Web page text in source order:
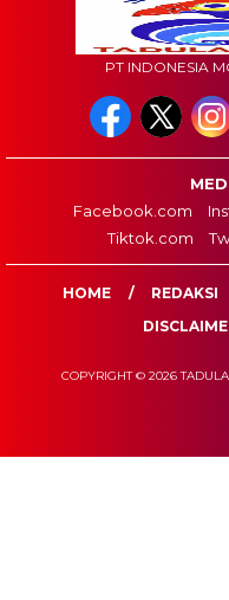
PT INDONESIA
Facebook.com
Tiktok.com
HOME REDAKSI
COPYRIGHT © 2026